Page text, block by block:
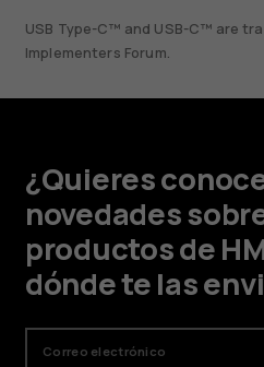
USB Type-C™ and USB-C™ are
Implementers Forum.
¿Quieres
novedades
productos de
dónde te las
Correo electrónico